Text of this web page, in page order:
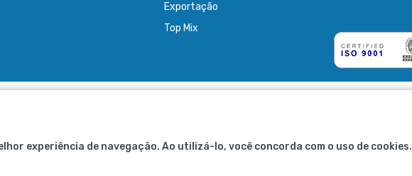
Exportação
Top Mix
R. Conselheiro Pedreira, 1405 Pirabeiraba
experiência de navegação. Ao utilizá-lo, você concorda com o uso de cookies.